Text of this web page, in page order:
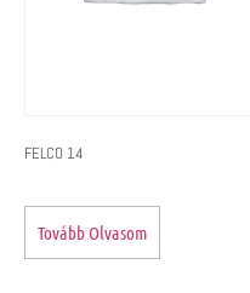
FELCO 14
Tovább Olvasom